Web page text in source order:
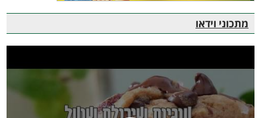
מתכוני וידאו